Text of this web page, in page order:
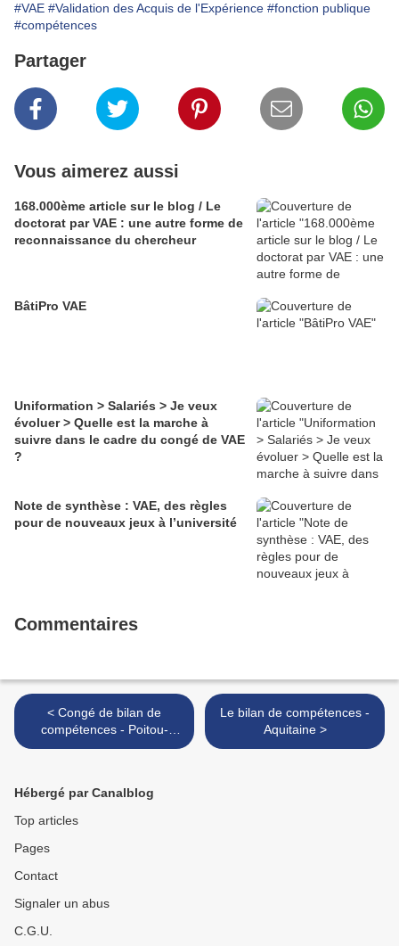
#VAE #Validation des Acquis de l'Expérience #fonction publique
#compétences
Partager
Vous aimerez aussi
168.000ème article sur le blog / Le
doctorat par VAE : une autre forme de
reconnaissance du chercheur
BâtiPro VAE
Uniformation > Salariés > Je veux
évoluer > Quelle est la marche à
suivre dans le cadre du congé de VAE
?
Note de synthèse : VAE, des règles
pour de nouveaux jeux à l’université
Commentaires
< Congé de bilan de
compétences - Poitou-
Charente
Le bilan de compétences -
Aquitaine >
Hébergé par Canalblog
Top articles
Pages
Contact
Signaler un abus
C.G.U.